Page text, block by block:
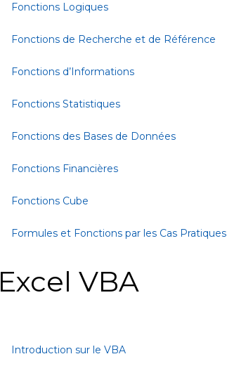
Fonctions Logiques
Fonctions de Recherche et de Référence
Fonctions d’Informations
Fonctions Statistiques
Fonctions des Bases de Données
Fonctions Financières
Fonctions Cube
Formules et Fonctions par les Cas Pratiques
Excel VBA
Introduction sur le VBA